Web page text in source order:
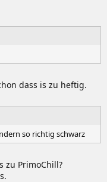
dass is zu heftig.
so richtig schwarz
zu PrimoChill?